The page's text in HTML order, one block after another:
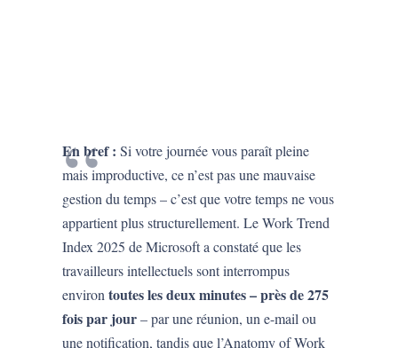
En bref : Si votre journée vous paraît pleine
mais improductive, ce n’est pas une mauvaise
gestion du temps – c’est que votre temps ne vous
appartient plus structurellement. Le Work Trend
Index 2025 de Microsoft a constaté que les
travailleurs intellectuels sont interrompus
environtoutes les deux minutes – près de 275
fois par jour– par une réunion, un e-mail ou
une notification, tandis que l’Anatomy of Work